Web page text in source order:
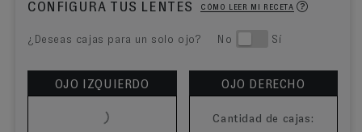
CONFIGURA TUS LENTES CÓMO LEER MI RECETA
¿Deseas cajas para un solo ojo? No Sí
OJO IZQUIERDO OJO DERECHO
Cantidad de cajas: